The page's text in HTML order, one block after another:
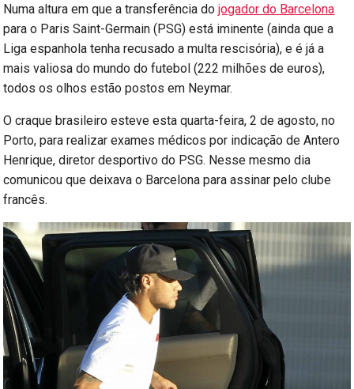
Numa altura em que a transferência dojogador do Barcelona
para o Paris Saint-Germain (PSG) está iminente (ainda que a
Liga espanhola tenha recusado a multa rescisória), e é já a
mais valiosa do mundo do futebol (222 milhões de euros),
todos os olhos estão postos em Neymar.
O craque brasileiro esteve esta quarta-feira, 2 de agosto, no
Porto, para realizar exames médicos por indicação de Antero
Henrique, diretor desportivo do PSG. Nesse mesmo dia
comunicou que deixava o Barcelona para assinar pelo clube
francês.